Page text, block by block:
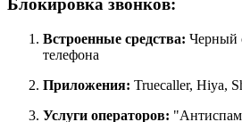
Блокировка звонков:
Встроенные средства: Черный
телефона
Приложения: Truecaller, Hiya,
Услуги операторов: